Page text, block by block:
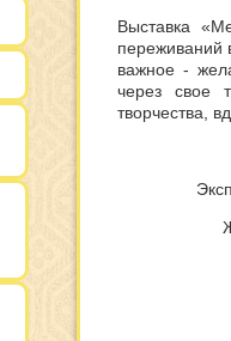
Выставка
переживаний
важное -
через свое
творчества,